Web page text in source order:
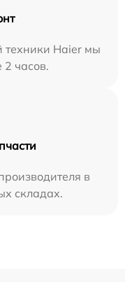
техники Haier мы
2 часов.
в
складах.